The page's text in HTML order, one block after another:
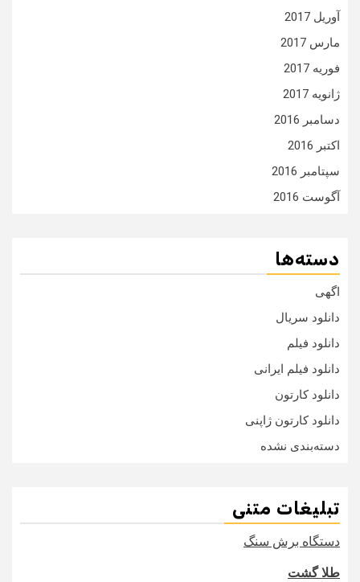
آوریل 2017
مارس 2017
فوریه 2017
ژانویه 2017
دسامبر 2016
اکتبر 2016
سپتامبر 2016
آگوست 2016
دسته‌ها
اگهی
دانلود سریال
دانلود فیلم
دانلود فیلم ایرانی
دانلود کارتون
دانلود کارتون ژاپنی
دسته‌بندی نشده
تبلیغات متنی
دستگاه برش سنگ
طلا گشت